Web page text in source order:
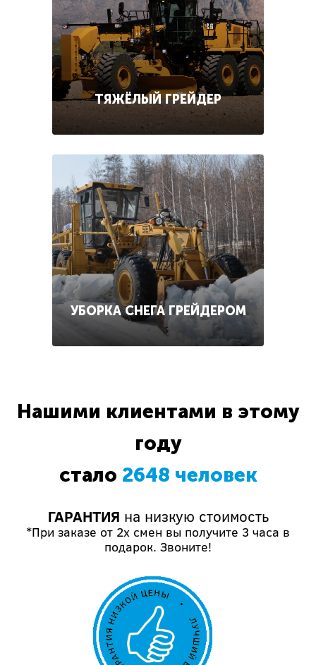
ТЯЖЁЛЫЙ ГРЕЙДЕР
УБОРКА СНЕГА ГРЕЙДЕРОМ
Нашими клиентами в этому
году
стало 2648 человек
ГАРАНТИЯ на низкую стоимость
*При заказе от 2х смен вы получите 3 часа в
подарок. Звоните!